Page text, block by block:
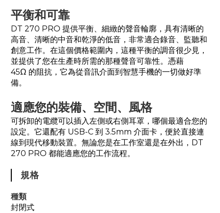
平衡和可靠
DT 270 PRO 提供平衡、細緻的聲音輪廓，具有清晰的
高音、清晰的中音和乾淨的低音，非常適合錄音、監聽和
創意工作。在這個價格範圍內，這種平衡的調音很少見，
並提供了您在生產時所需的那種聲音可靠性。憑藉
45Ω 的阻抗，它為從音訊介面到智慧手機的一切做好準
備。
適應您的裝備、空間、風格
可拆卸的電纜可以插入左側或右側耳罩，哪個最適合您的
設定。它還配有 USB-C 到 3.5mm 介面卡，便於直接連
線到現代移動裝置。無論您是在工作室還是在外出，DT
270 PRO 都能適應您的工作流程。
規格
種類
封閉式